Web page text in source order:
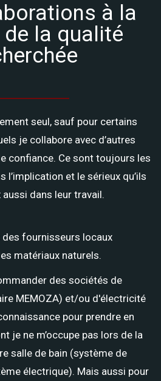
à la
de la qualité
seul, sauf pour certains
je collabore avec d’autres
confiance. Ce sont toujours les
l’implication et le sérieux qu’ils
dans leur travail.
fournisseurs locaux
matériaux naturels.
des sociétés de
MEMOZA) et/ou d'électricité
pour prendre en
je ne m’occupe pas lors de la
salle de bain (système de
électrique). Mais aussi pour